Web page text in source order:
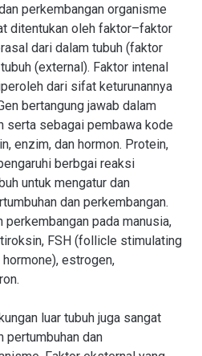
perkembangan organisme
ditentukan oleh faktor–faktor
dari dalam tubuh (faktor
(external). Faktor intenal
dari sifat keturunannya
bertangung jawab dalam
serta sebagai pembawa kode
enzim, dan hormon. Protein,
berbgai reaksi
untuk mengatur dan
dan perkembangan.
perkembangan pada manusia,
FSH (follicle stimulating
estrogen,
luar tubuh juga sangat
pertumbuhan dan